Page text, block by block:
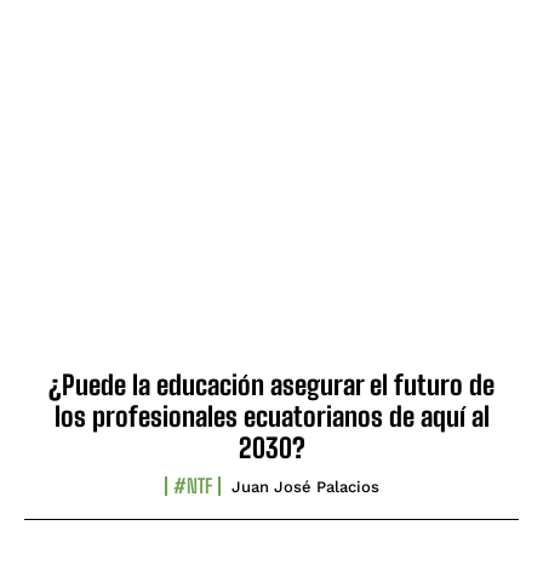
¿Puede la educación asegurar el futuro de
los profesionales ecuatorianos de aquí al
2030?
#NTF Juan José Palacios